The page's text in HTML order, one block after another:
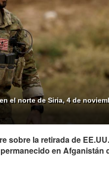
el norte de Siria, 4 de
sobre la retirada de
en Afganistán